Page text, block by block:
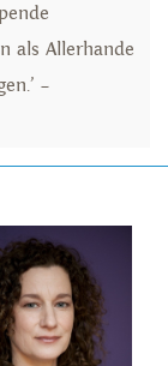
als Allerhande
–